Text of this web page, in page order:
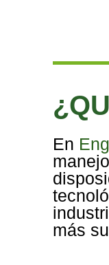
En
más